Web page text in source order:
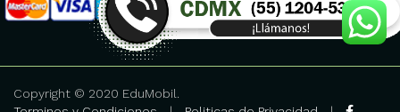
Copyright © 2020 EduMobil.